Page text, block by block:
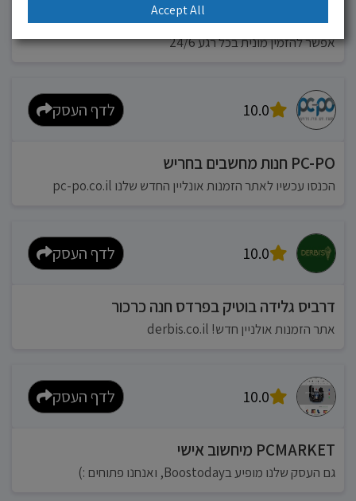
מוניות רחובות בילו
אפשר להזמין מונית בכל רגע 24/6
10.0 לדף העסק
PC-PO חנות מחשבים בחריש
הכנסו עכשיו לאתר הזמנות אונליין החדש שלנו pc-po.co.il
10.0 לדף העסק
דרביס גלידה בוטיק בפרדס חנה כרכור
אתר הזמנות אולניין חדש! derbis.co.il
10.0 לדף העסק
PCMARKET מיחשוב אישי
גם העסק שלנו מופיע בBoostoday, ואנחנו פתוחים :)
Accept All